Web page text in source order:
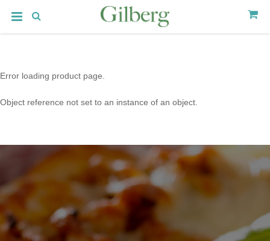
Error loading product page.
Object reference not set to an instance of an object.